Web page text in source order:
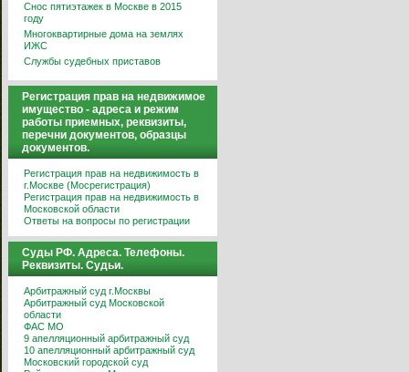
Снос пятиэтажек в Москве в 2015
году
Многоквартирные дома на землях
ИЖС
Службы судебных приставов
Регистрация прав на недвижимое
имущество - адреса и режим
работы приемных, реквизиты,
перечни документов, образцы
документов.
Регистрация прав на недвижимость в
г.Москве (Мосрегистрация)
Регистрация прав на недвижимость в
Московской области
Ответы на вопросы по регистрации
Суды РФ. Адреса. Телефоны.
Реквизиты. Судьи.
Арбитражный суд г.Москвы
Арбитражный суд Московской
области
ФАС МО
9 апелляционный арбитражный суд
10 апелляционный арбитражный суд
Московский городской суд